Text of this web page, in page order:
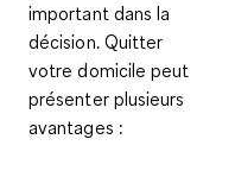
important dans la
décision. Quitter
votre domicile peut
présenter plusieurs
avantages :